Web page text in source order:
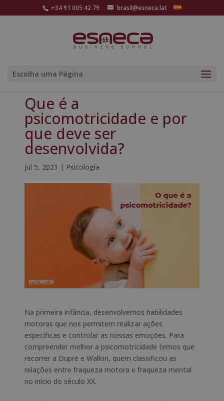
+34 91 005 42 79 brasil@esneca.lat
Escolha uma Página
Que é a
psicomotricidade e por
que deve ser
desenvolvida?
jul 5, 2021 | Psicología
Na primeira infância, desenvolvemos habilidades
motoras que nos permitem realizar ações
específicas e controlar as nossas emoções. Para
compreender melhor a psicomotricidade temos que
recorrer a Dupré e Wallon, quem classificou as
relações entre fraqueza motora e fraqueza mental
no início do século XX.